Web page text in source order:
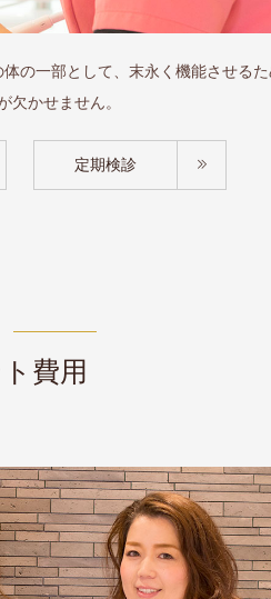
の一部として、末永く機能させる
欠かせません。
定期検診
費用